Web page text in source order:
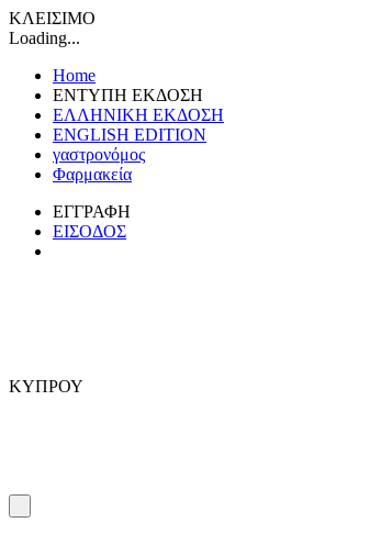
ΚΛΕΙΣΙΜΟ
Loading...
Home
ΕΝΤΥΠΗ ΕΚΔΟΣΗ
ΕΛΛΗΝΙΚΗ ΕΚΔΟΣΗ
ENGLISH EDITION
γαστρονόμος
Φαρμακεία
ΕΓΓΡΑΦΗ
ΕΙΣΟΔΟΣ
ΚΥΠΡΟΥ